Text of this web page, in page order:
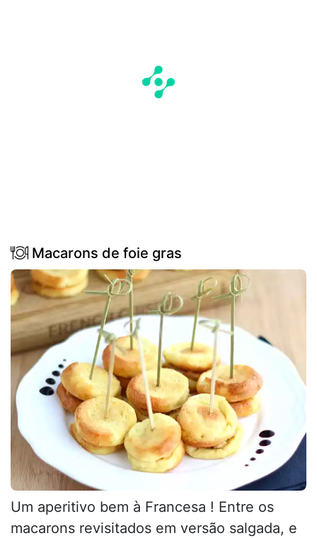
Macarons de foie gras
Um aperitivo bem à Francesa ! Entre os
macarons revisitados em versão salgada, e